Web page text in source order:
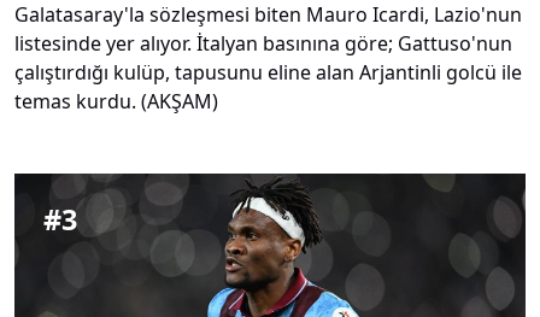
Galatasaray'la sözleşmesi biten Mauro Icardi, Lazio'nun
listesinde yer alıyor. İtalyan basınına göre; Gattuso'nun
çalıştırdığı kulüp, tapusunu eline alan Arjantinli golcü ile
temas kurdu. (AKŞAM)
#3